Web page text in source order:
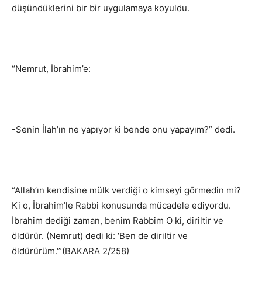
düşündüklerini bir bir uygulamaya koyuldu.
“Nemrut, İbrahim’e:
-Senin İlah’ın ne yapıyor ki bende onu yapayım?” dedi.
“Allah’ın kendisine mülk verdiği o kimseyi görmedin mi?
Ki o, İbrahim’le Rabbi konusunda mücadele ediyordu.
İbrahim dediği zaman, benim Rabbim O ki, diriltir ve
öldürür. (Nemrut) dedi ki: ‘Ben de diriltir ve
öldürürüm.'”(BAKARA 2/258)